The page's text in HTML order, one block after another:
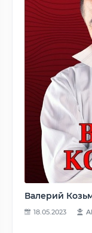
Валерий
18.05.2023